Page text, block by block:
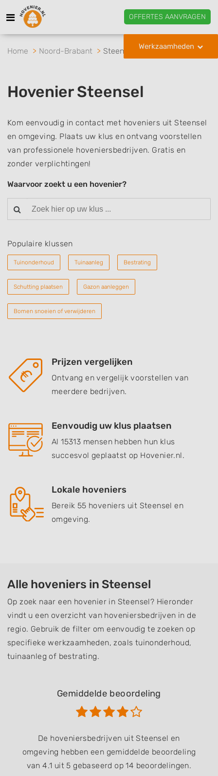
OFFERTES AANVRAGEN
Werkzaamheden
Home Noord-Brabant Steensel
Hovenier Steensel
Kom eenvoudig in contact met hoveniers uit Steensel
en omgeving. Plaats uw klus en ontvang voorstellen
van professionele hoveniersbedrijven. Gratis en
zonder verplichtingen!
Waarvoor zoekt u een hovenier?
Populaire klussen
Tuinonderhoud Tuinaanleg Bestrating
Schutting plaatsen Gazon aanleggen
Bomen snoeien of verwijderen
Prijzen vergelijken
Ontvang en vergelijk voorstellen van
meerdere bedrijven.
Eenvoudig uw klus plaatsen
Al 15313 mensen hebben hun klus
succesvol geplaatst op Hovenier.nl.
Lokale hoveniers
Bereik 55 hoveniers uit Steensel en
omgeving.
Alle hoveniers in Steensel
Op zoek naar een hovenier in Steensel? Hieronder
vindt u een overzicht van hoveniersbedrijven in de
regio. Gebruik de filter om eenvoudig te zoeken op
specifieke werkzaamheden, zoals tuinonderhoud,
tuinaanleg of bestrating.
Gemiddelde beoordeling
De hoveniersbedrijven uit Steensel en
omgeving hebben een gemiddelde beoordeling
van 4.1 uit 5 gebaseerd op 14 beoordelingen.